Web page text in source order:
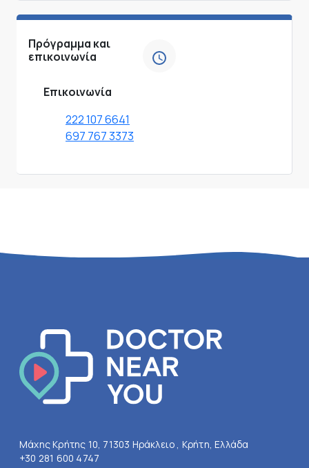
Πρόγραμμα και
επικοινωνία
Επικοινωνία
222 107 6641
697 767 3373
Μάχης Κρήτης 10, 71303 Ηράκλειο , Κρήτη, Ελλάδα
+30 281 600 4747